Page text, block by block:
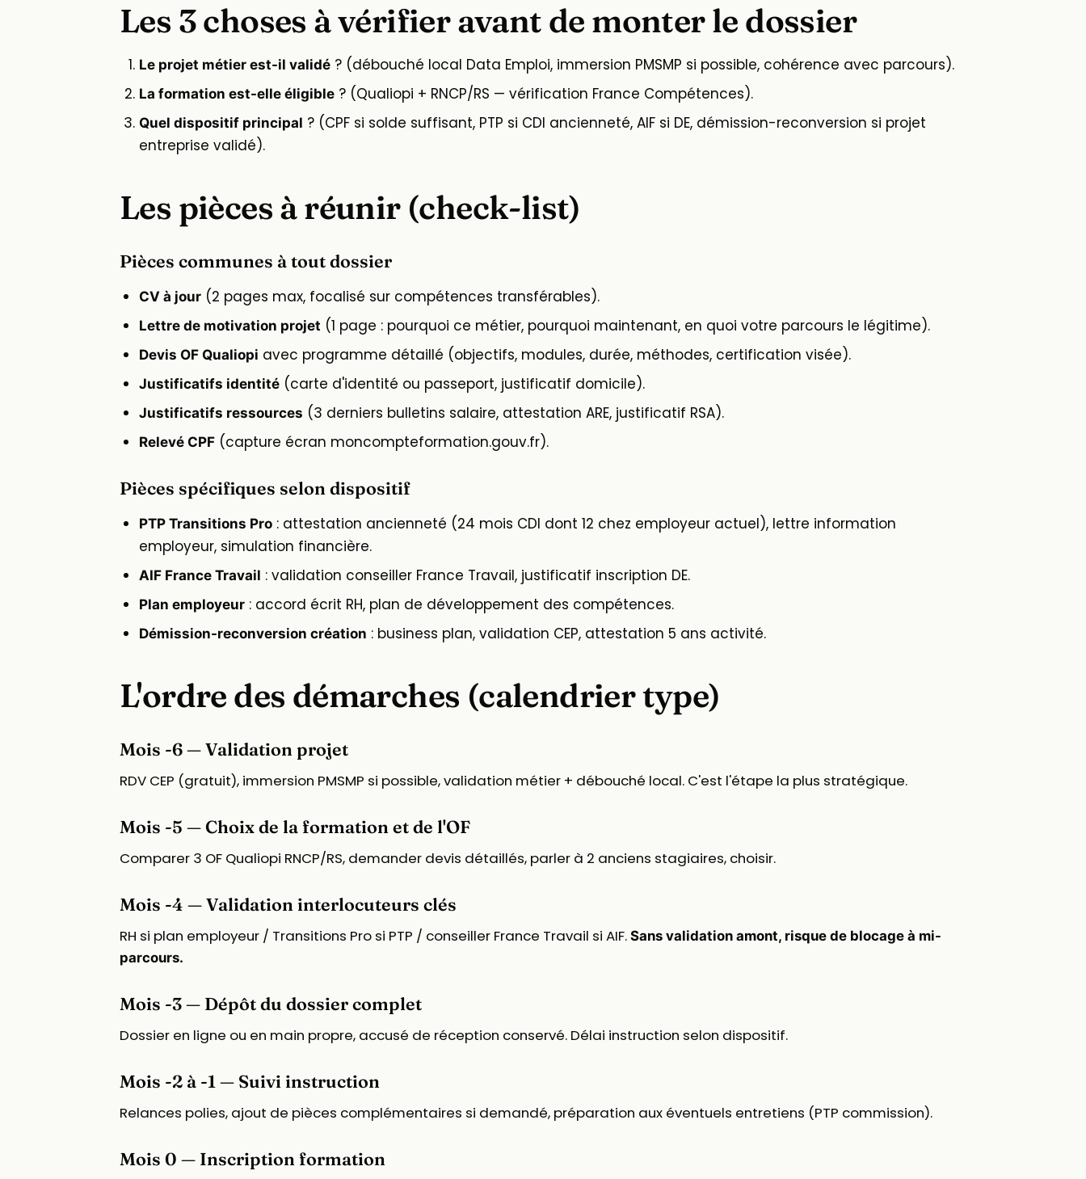
Les 3 choses à vérifier avant de monter le dossier
Le projet métier est-il validé ? (débouché local Data Emploi, immersion PMSMP si possible, cohérence avec parcours).
La formation est-elle éligible ? (Qualiopi + RNCP/RS — vérification France Compétences).
Quel dispositif principal ? (CPF si solde suffisant, PTP si CDI ancienneté, AIF si DE, démission-reconversion si projet
entreprise validé).
Les pièces à réunir (check-list)
Pièces communes à tout dossier
CV à jour (2 pages max, focalisé sur compétences transférables).
Lettre de motivation projet (1 page : pourquoi ce métier, pourquoi maintenant, en quoi votre parcours le légitime).
Devis OF Qualiopi avec programme détaillé (objectifs, modules, durée, méthodes, certification visée).
Justificatifs identité (carte d'identité ou passeport, justificatif domicile).
Justificatifs ressources (3 derniers bulletins salaire, attestation ARE, justificatif RSA).
Relevé CPF (capture écran moncompteformation.gouv.fr).
Pièces spécifiques selon dispositif
PTP Transitions Pro : attestation ancienneté (24 mois CDI dont 12 chez employeur actuel), lettre information
employeur, simulation financière.
AIF France Travail : validation conseiller France Travail, justificatif inscription DE.
Plan employeur : accord écrit RH, plan de développement des compétences.
Démission-reconversion création : business plan, validation CEP, attestation 5 ans activité.
L'ordre des démarches (calendrier type)
Mois -6 — Validation projet
RDV CEP (gratuit), immersion PMSMP si possible, validation métier + débouché local. C'est l'étape la plus stratégique.
Mois -5 — Choix de la formation et de l'OF
Comparer 3 OF Qualiopi RNCP/RS, demander devis détaillés, parler à 2 anciens stagiaires, choisir.
Mois -4 — Validation interlocuteurs clés
RH si plan employeur / Transitions Pro si PTP / conseiller France Travail si AIF. Sans validation amont, risque de blocage à mi-
parcours.
Mois -3 — Dépôt du dossier complet
Dossier en ligne ou en main propre, accusé de réception conservé. Délai instruction selon dispositif.
Mois -2 à -1 — Suivi instruction
Relances polies, ajout de pièces complémentaires si demandé, préparation aux éventuels entretiens (PTP commission).
Mois 0 — Inscription formation